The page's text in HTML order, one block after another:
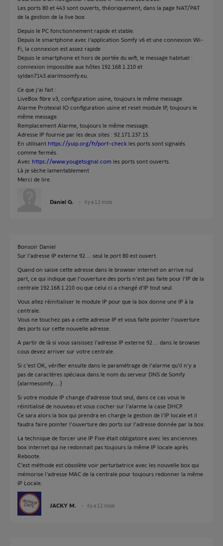
Les ports 80 et 443 sont ouverts, théoriquement, dans la page NAT/PAT
de la gestion de la live box.
Depuis le PC fonctionnement rapide et stable.
Depuis le smartphone avec l’application Somfy v6 et une connexion Wi-
Fi, la connexion est assez rapide
Depuis le smartphone et hors de portée du wifi, le message habituel :
connexion impossible aux hôtes 192.168.1.210 et
syldan7143.alarlmsomfy.eu.
Ce que j’ai fait :
LiveBox fibre v3, configuration usine, toujours le même message.
Alarme Protexial IO configuration usine et reset module IP, toujours le
même message.
Remplacement Alarme, toujours le même message.
Adresse IP fournie par les deux sites : 92.171.237.15.
En utilisant https://yuip.org/fr/port-check les ports sont signalés
comme fermés.
Avec https://www.yougetsignal.com les ports sont ouverts.
Là je sèche lamentablement
Merci de lire.
Daniel G. il y a 12 mois
Bonsoir Daniel
Sur l'adresse IP externe 92.... seul le port 80 est ouvert.
Quand on saisie cette adresse dans le browser internet on arrive nul
part, ce qui indique que l'ouverture des ports n'est pas faite pour l'IP de la
centrale 192.168.1.210 ou que celui ci a changé d'IP tout seul.
Vous allez réinitialiser le module IP pour que la box donne une IP à la
centrale.
Vous ne touchez pas a cette adresse IP et vous faite pointer l'ouverture
des ports sur cette nouvelle adresse.
A partir de là si vous saisissez l'adresse IP externe 92.... dans le browser
cous devez arriver sur votre centrale.
Si c'est OK, vérifier ensuite dans le paramétrage de l'alarme qu'il n'y a
pas de caractères spéciaux dans le nom du serveur DNS de Somfy
(alarmesomfy.....)
Si votre module IP change d'adresse tout seul, dans ce cas vous le
réinitialisé de nouveau et vous cocher sur l'alarme la case DHCP.
Ce sara alors la box qui prendra en charge la gestion de l'IP locale et il
faudra faire pointer l'ouverture des ports sur l'adresse donnée par la box.
La technique de forcer une IP Fixe était obligatoire avec les anciennes
box internet qui ne redonnait pas toujours la même IP locale après
Reboote.
C'est méthode est obsolète voir perturbatrice avec les nouvelle box qui
mémorise l'adresse MAC de la centrale pour toujours redonner la même
IP Locale.
JACKY M. il y a 12 mois